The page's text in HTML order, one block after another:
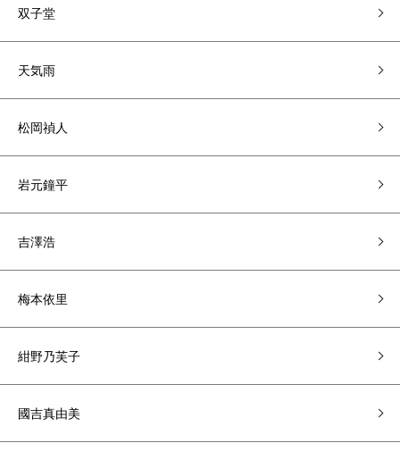
双子堂
天気雨
松岡禎人
岩元鐘平
吉澤浩
梅本依里
紺野乃芙子
國吉真由美